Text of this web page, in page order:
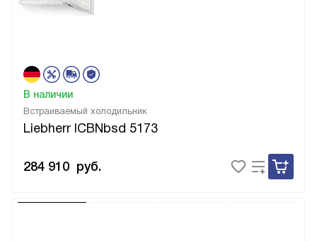
Встраиваемый холодильник
Liebherr ICBNbsd 5173
В наличии
284 910 руб.